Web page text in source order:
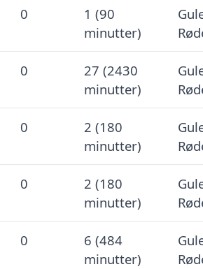
0
1 (90
minutter)
0
27 (2430
minutter)
0
2 (180
minutter)
0
2 (180
minutter)
0
6 (484
minutter)